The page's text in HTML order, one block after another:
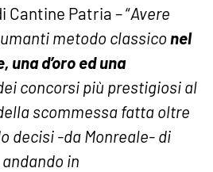
Cantine Patria – “Avere
metodo classico nel
una d’oro ed una
concorsi più prestigiosi al
scommessa fatta oltre
decisi -da Monreale- di
in